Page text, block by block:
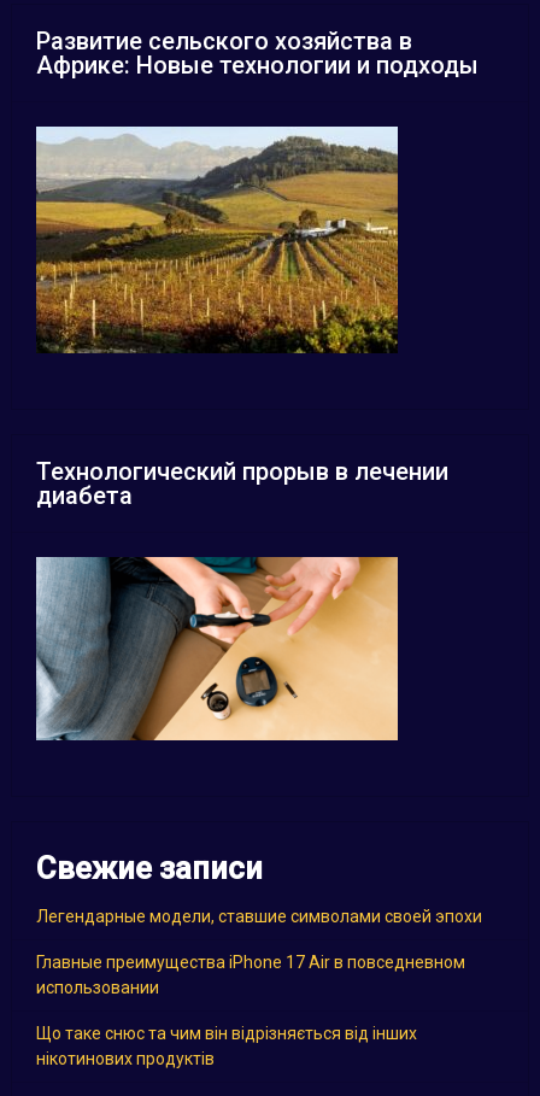
Развитие сельского хозяйства в
Африке: Новые технологии и подходы
Технологический прорыв в лечении
диабета
Свежие записи
Легендарные модели, ставшие символами своей эпохи
Главные преимущества iPhone 17 Air в повседневном
использовании
Що таке снюс та чим він відрізняється від інших
нікотинових продуктів